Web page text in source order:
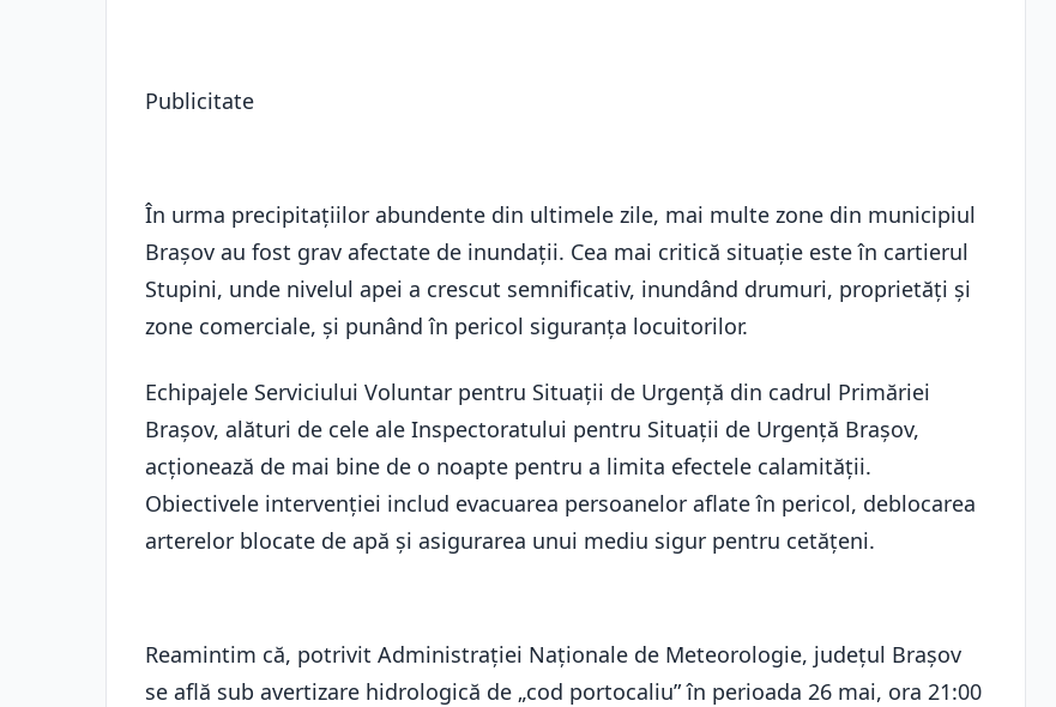
Publicitate
În urma precipitațiilor abundente din ultimele zile, mai multe zone din municipiul
Brașov au fost grav afectate de inundații. Cea mai critică situație este în cartierul
Stupini, unde nivelul apei a crescut semnificativ, inundând drumuri, proprietăți și
zone comerciale, și punând în pericol siguranța locuitorilor.
Echipajele Serviciului Voluntar pentru Situații de Urgență din cadrul Primăriei
Brașov, alături de cele ale Inspectoratului pentru Situații de Urgență Brașov,
acționează de mai bine de o noapte pentru a limita efectele calamității.
Obiectivele intervenției includ evacuarea persoanelor aflate în pericol, deblocarea
arterelor blocate de apă și asigurarea unui mediu sigur pentru cetățeni.
Reamintim că, potrivit Administrației Naționale de Meteorologie, județul Brașov
se află sub avertizare hidrologică de „cod portocaliu” în perioada 26 mai, ora 21:00